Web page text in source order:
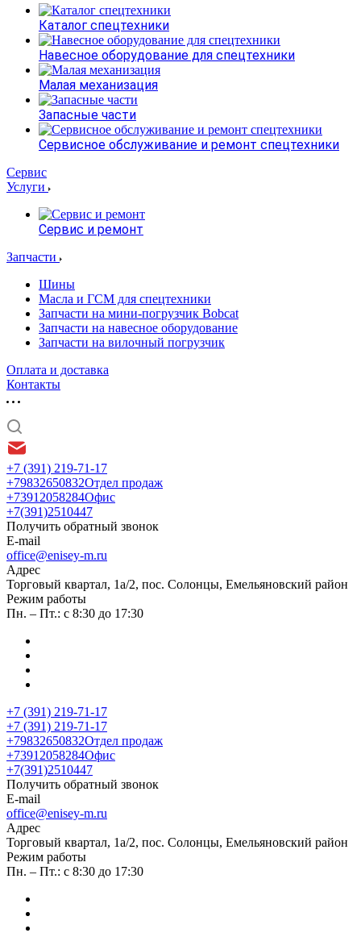
Каталог спецтехники
Навесное оборудование для спецтехники
Малая механизация
Запасные части
Сервисное обслуживание и ремонт спецтехники
Сервис
Услуги
Сервис и ремонт
Запчасти
Шины
Масла и ГСМ для спецтехники
Запчасти на мини-погрузчик Bobcat
Запчасти на навесное оборудование
Запчасти на вилочный погрузчик
Оплата и доставка
Контакты
+7 (391) 219-71-17
+79832650832Отдел продаж
+73912058284Офис
+7(391)2510447
Получить обратный звонок
E-mail
office@enisey-m.ru
Адрес
​Торговый квартал, 1а/2, пос. Солонцы, Емельяновский район
Режим работы
Пн. – Пт.: с 8:30 до 17:30
+7 (391) 219-71-17
+7 (391) 219-71-17
+79832650832Отдел продаж
+73912058284Офис
+7(391)2510447
Получить обратный звонок
E-mail
office@enisey-m.ru
Адрес
​Торговый квартал, 1а/2, пос. Солонцы, Емельяновский район
Режим работы
Пн. – Пт.: с 8:30 до 17:30